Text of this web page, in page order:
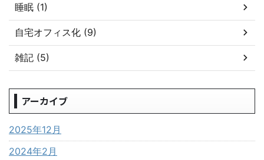
睡眠 (1)
自宅オフィス化 (9)
雑記 (5)
アーカイブ
2025年12月
2024年2月